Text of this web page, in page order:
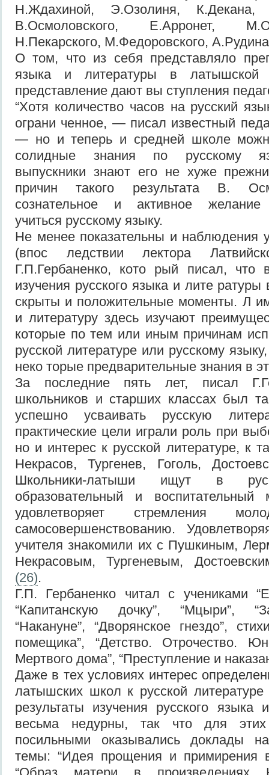
Н.Ждахиной, Э.Озолиня, К.Декана,
В.Осмоловского, Е.Арронет,
Н.Пекарского, М.Федоровского,
О том, что из себя представляло
языка и литературы в латышской
представление дают вы ступления
“Хотя количество часов на русский
ограни ченное, — писал известный
— но и теперь и средней школе
солидные знания по русскому
выпускники знают его не хуже
причин такого результата В.
сознательное и активное желание
учиться русскому языку.
Не менее показательны и наблюдения
(впос ледствии лектора
Г.П.Гербаненко, кото рый писал, что
изучения русского языка и лите
скрыты и положительные моменты. Л
и литературу здесь изучают
которые по тем или иным причинам
русской литературе или русскому
неко торые предварительные знания в
За последние пять лет, писал
школьников и старших классах был
успешно усваивать русскую
практические цели играли роль при
но и интерес к русской литературе, к
Некрасов, Тургенев, Гоголь,
Школьники-латыши ищут в
образовательный и воспитательный
удовлетворяет стремления
самосовершенствованию.
учителя знакомили их с Пушкиным,
Некрасовым, Тургеневым,
(26).
Г.П. Гербаненко читал с учениками
“Капитанскую дочку”, “Мцыри”,
“Накануне”, “Дворянское гнездо”,
помещика”, “Детство. Отрочество.
Мертвого дома”, “Преступление и
Даже в тех условиях интерес
латышских школ к русской
результаты изучения русского
весьма недурны, так что для этих
посильными оказывались доклады
темы: “Идея прощения и примирения